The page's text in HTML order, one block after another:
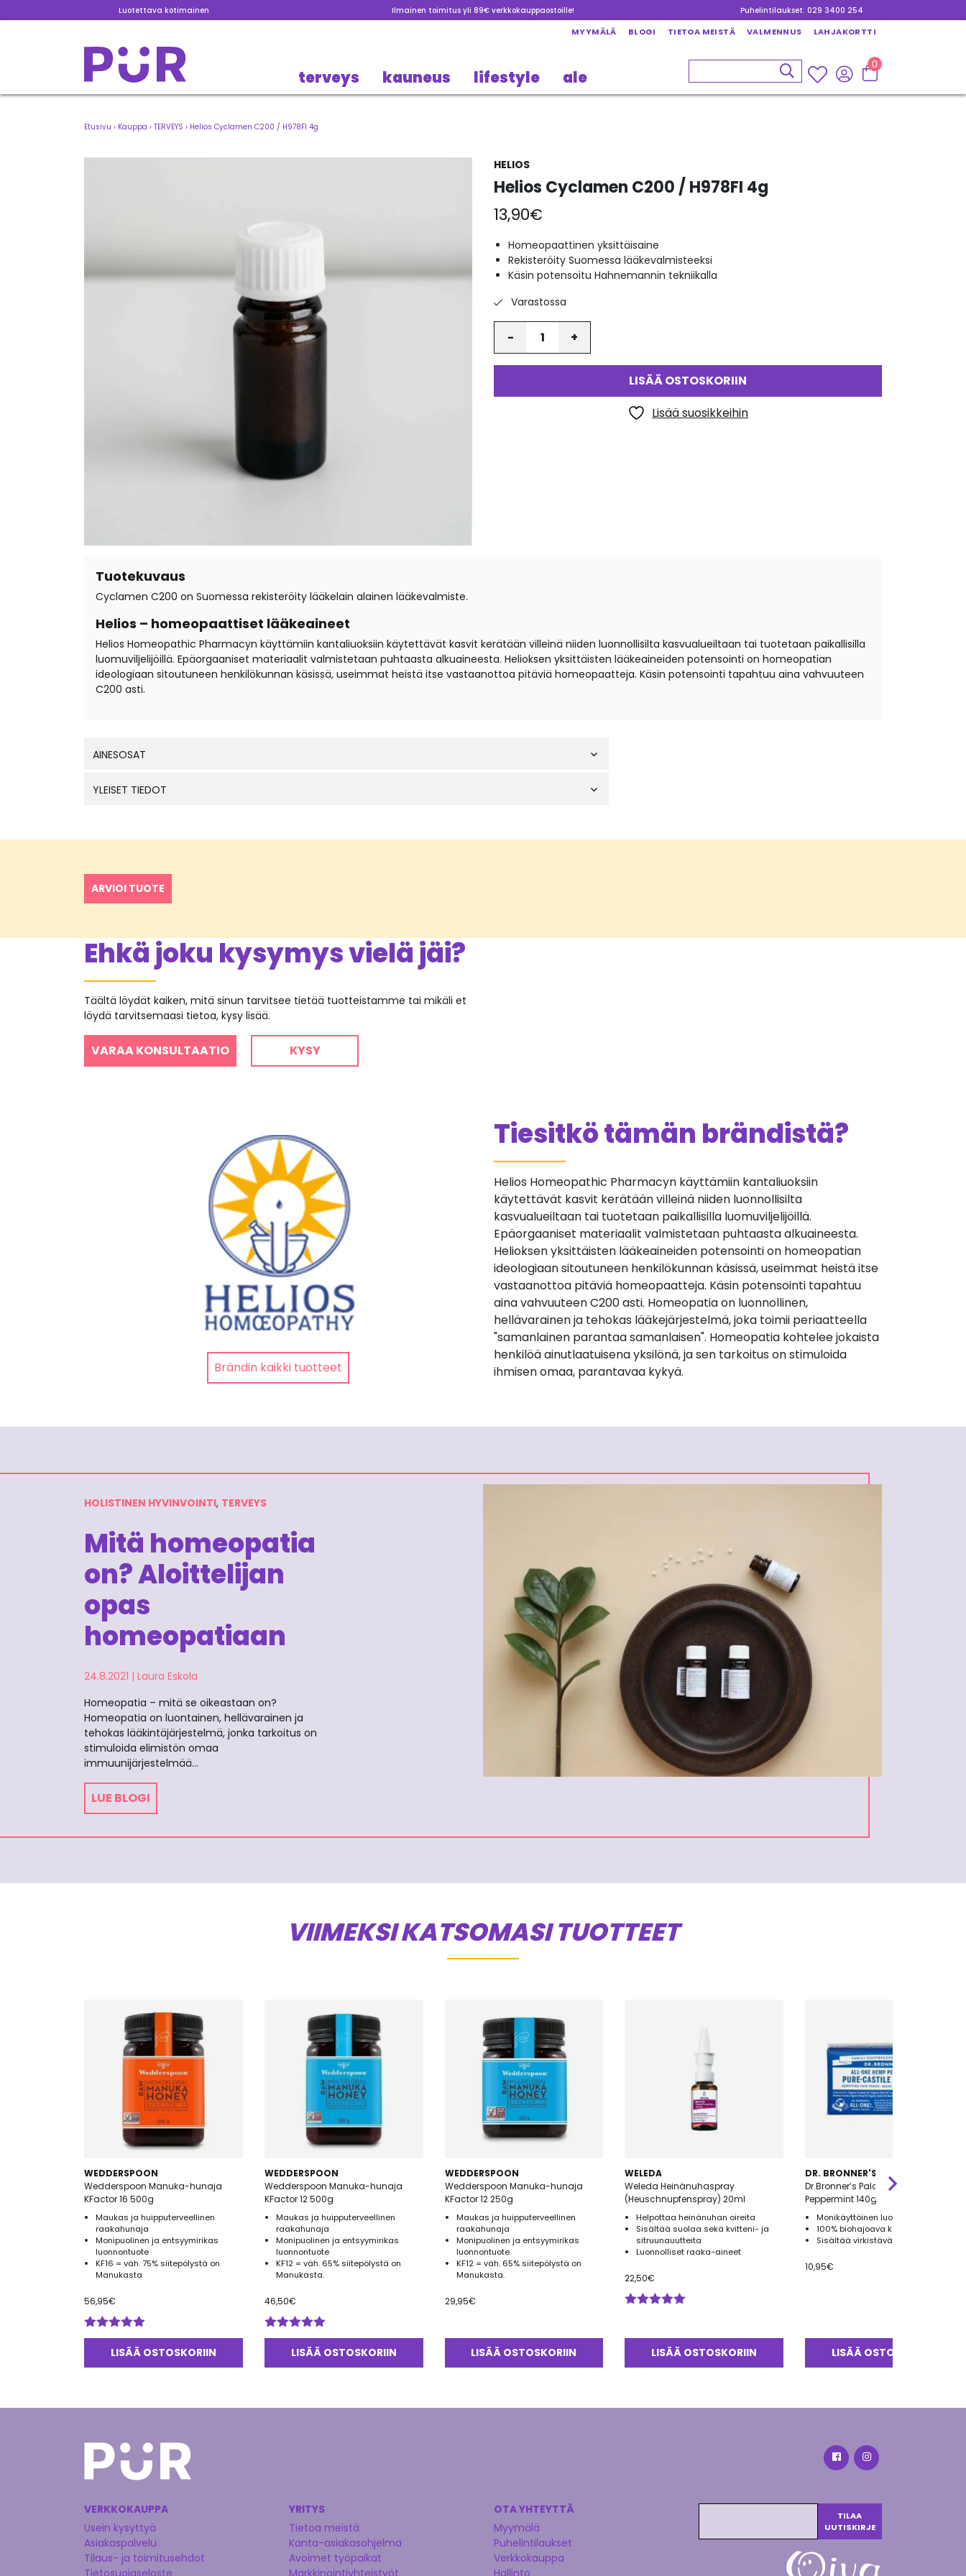
Luotettava kotimainen Ilmainen toimitus yli 89€ verkkokauppaostoille! Puhelintilaukset: 029 3400 254
MYYMÄLÄ BLOGI TIETOA MEISTÄ VALMENNUS LAHJAKORTTI
terveys kauneus lifestyle ale
0
Etusivu › Kauppa › TERVEYS › Helios Cyclamen C200 / H978FI 4g
HELIOS
Helios Cyclamen C200 / H978FI 4g
13,90€
Homeopaattinen yksittäisaine
Rekisteröity Suomessa lääkevalmisteeksi
Käsin potensoitu Hahnemannin tekniikalla
Varastossa
LISÄÄ OSTOSKORIIN
Lisää suosikkeihin
Tuotekuvaus
Cyclamen C200 on Suomessa rekisteröity lääkelain alainen lääkevalmiste.
Helios – homeopaattiset lääkeaineet
Helios Homeopathic Pharmacyn käyttämiin kantaliuoksiin käytettävät kasvit kerätään villeinä niiden luonnollisilta kasvualueiltaan tai tuotetaan paikallisilla
luomuviljelijöillä. Epäorgaaniset materiaalit valmistetaan puhtaasta alkuaineesta. Helioksen yksittäisten lääkeaineiden potensointi on homeopatian
ideologiaan sitoutuneen henkilökunnan käsissä, useimmat heistä itse vastaanottoa pitäviä homeopaatteja. Käsin potensointi tapahtuu aina vahvuuteen
C200 asti.
AINESOSAT
YLEISET TIEDOT
ARVIOI TUOTE
Ehkä joku kysymys vielä jäi?
Täältä löydät kaiken, mitä sinun tarvitsee tietää tuotteistamme tai mikäli et
löydä tarvitsemaasi tietoa, kysy lisää.
VARAA KONSULTAATIO KYSY
Brändin kaikki tuotteet
Tiesitkö tämän brändistä?
Helios Homeopathic Pharmacyn käyttämiin kantaliuoksiin
käytettävät kasvit kerätään villeinä niiden luonnollisilta
kasvualueiltaan tai tuotetaan paikallisilla luomuviljelijöillä.
Epäorgaaniset materiaalit valmistetaan puhtaasta alkuaineesta.
Helioksen yksittäisten lääkeaineiden potensointi on homeopatian
ideologiaan sitoutuneen henkilökunnan käsissä, useimmat heistä itse
vastaanottoa pitäviä homeopaatteja. Käsin potensointi tapahtuu
aina vahvuuteen C200 asti. Homeopatia on luonnollinen,
hellävarainen ja tehokas lääkejärjestelmä, joka toimii periaatteella
"samanlainen parantaa samanlaisen". Homeopatia kohtelee jokaista
henkilöä ainutlaatuisena yksilönä, ja sen tarkoitus on stimuloida
ihmisen omaa, parantavaa kykyä.
HOLISTINEN HYVINVOINTI, TERVEYS
Mitä homeopatia
on? Aloittelijan
opas
homeopatiaan
24.8.2021 | Laura Eskola
Homeopatia – mitä se oikeastaan on?
Homeopatia on luontainen, hellävarainen ja
tehokas lääkintäjärjestelmä, jonka tarkoitus on
stimuloida elimistön omaa
immuunijärjestelmää…
LUE BLOGI
VIIMEKSI KATSOMASI TUOTTEET
WEDDERSPOON
Wedderspoon Manuka-hunaja
KFactor 16 500g
Maukas ja huipputerveellinen
raakahunaja
Monipuolinen ja entsyymirikas
luonnontuote
KF16 = väh. 75% siitepölystä on
Manukasta
56,95€
Arvostelu
tuotteesta:
LISÄÄ OSTOSKORIIN
WEDDERSPOON
Wedderspoon Manuka-hunaja
KFactor 12 500g
Maukas ja huipputerveellinen
raakahunaja
Monipuolinen ja entsyymirikas
luonnontuote
KF12 = väh. 65% siitepölystä on
Manukasta.
46,50€
Arvostelu
tuotteesta:
LISÄÄ OSTOSKORIIN
WEDDERSPOON
Wedderspoon Manuka-hunaja
KFactor 12 250g
Maukas ja huipputerveellinen
raakahunaja
Monipuolinen ja entsyymirikas
luonnontuote
KF12 = väh. 65% siitepölystä on
Manukasta.
29,95€
LISÄÄ OSTOSKORIIN
WELEDA
Weleda Heinänuhaspray
(Heuschnupfenspray) 20ml
Helpottaa heinänuhan oireita
Sisältää suolaa sekä kvitteni- ja
sitruunauutteita
Luonnolliset raaka-aineet
22,50€
5.00/ 5
LISÄÄ OSTOSKORIIN
DR. BRONNER'S
Dr.Bronner’s Palasaippua
Peppermint 140g
Monikäyttöinen luomu palasaippua
100% biohajoava kääre
Sisältää virkistävää piparminttua
10,95€
LISÄÄ OSTOSKORIIN
VERKKOKAUPPA
Usein kysyttyä
Asiakaspalvelu
Tilaus- ja toimitusehdot
Tietosuojaseloste
YRITYS
Tietoa meistä
Kanta-asiakasohjelma
Avoimet työpaikat
Markkinointiyhteistyöt
OTA YHTEYTTÄ
Myymälä
Puhelintilaukset
Verkkokauppa
Hallinto